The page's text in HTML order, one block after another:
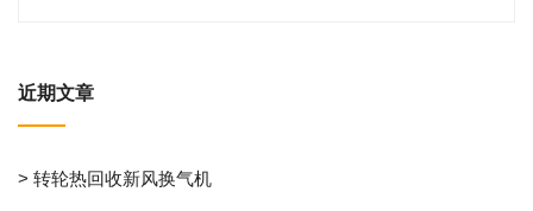
近期文章
> 转轮热回收新风换气机